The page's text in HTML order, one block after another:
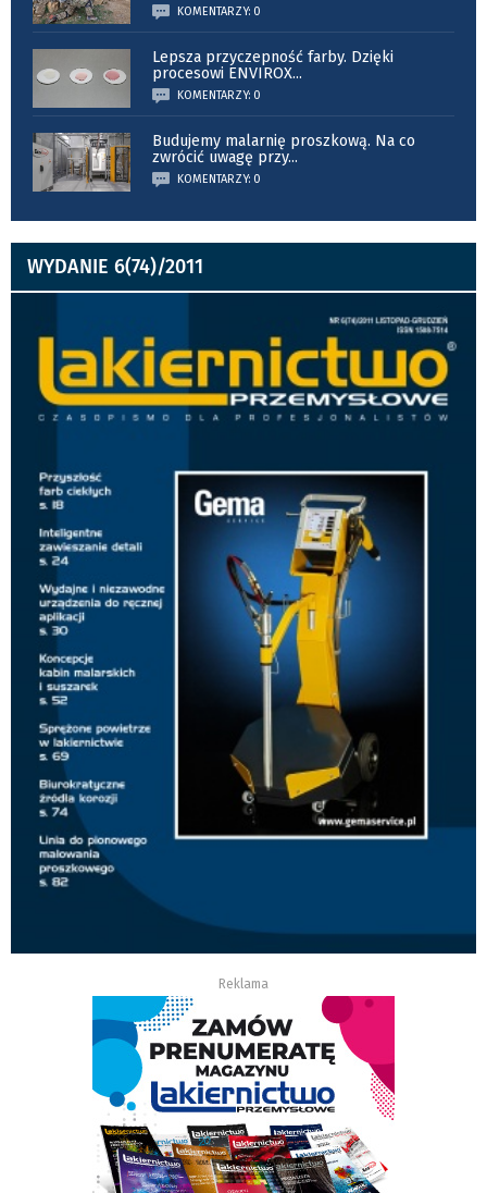
KOMENTARZY: 0
Lepsza przyczepność farby. Dzięki
procesowi ENVIROX...
KOMENTARZY: 0
Budujemy malarnię proszkową. Na co
zwrócić uwagę przy...
KOMENTARZY: 0
WYDANIE 6(74)/2011
Reklama